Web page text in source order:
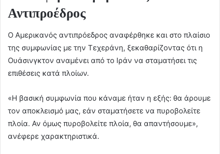
Αντιπροέδρος
Ο Αμερικανός αντιπρόεδρος αναφέρθηκε και στο πλαίσιο
της συμφωνίας με την Τεχεράνη, ξεκαθαρίζοντας ότι η
Ουάσινγκτον αναμένει από το Ιράν να σταματήσει τις
επιθέσεις κατά πλοίων.
«Η βασική συμφωνία που κάναμε ήταν η εξής: θα άρουμε
τον αποκλεισμό μας, εάν σταματήσετε να πυροβολείτε
πλοία. Αν όμως πυροβολείτε πλοία, θα απαντήσουμε»,
ανέφερε χαρακτηριστικά.